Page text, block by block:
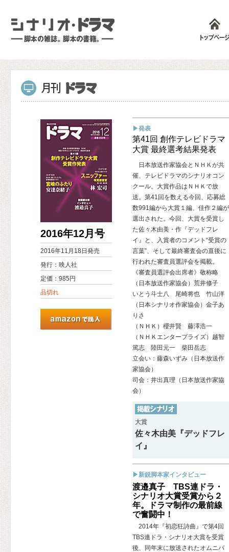
▶発表
第41回 創作テレビドラマ
大賞 最終選考結果発表
日本放送作家協会とＮＨＫが共
催、テレビドラマのシナリオコン
クール。大賞作品はＮＨＫで放
送。第41回を数える今回、応募総
数991編から大賞１編、佳作２編が
選出された。今回、大賞を受賞し
た佐々木由美・作『デッドフレ
イ』と、入賞者のコメント“受賞の
言葉”、そして最終審査会の直後に
行われた審査員選評会を掲載。
《審査員選評会出席者》敬称略
（日本放送作家協会）荒井修子
いとう斗士八 尾崎将也 竹山洋
（日本シナリオ作家協会）金子あ
りさ
（ＮＨＫ）櫻井賢 藤澤浩一
（ＮＨＫエンタープライズ）越智
篤志 陸田元一 柴田岳志
立会い：藤森いずみ（日本放送作
家協会）
司会：井出真理（日本放送作家協
会）
大賞
佐々木由美『デッドフレ
イ』
▶新鋭脚本家インタビュー
渡邉真子 TBS連ドラ・
シナリオ大賞受賞から２
年。ドラマ制作の最前線
で奮闘中！
2014年『初恋狂詩曲』で第4回
TBS連ドラ・シナリオ大賞を受賞
後、同年末に放送されたオムニバ
2016年12月号
2016年11月18日発売
発行：映人社
定価：985円
品切れ